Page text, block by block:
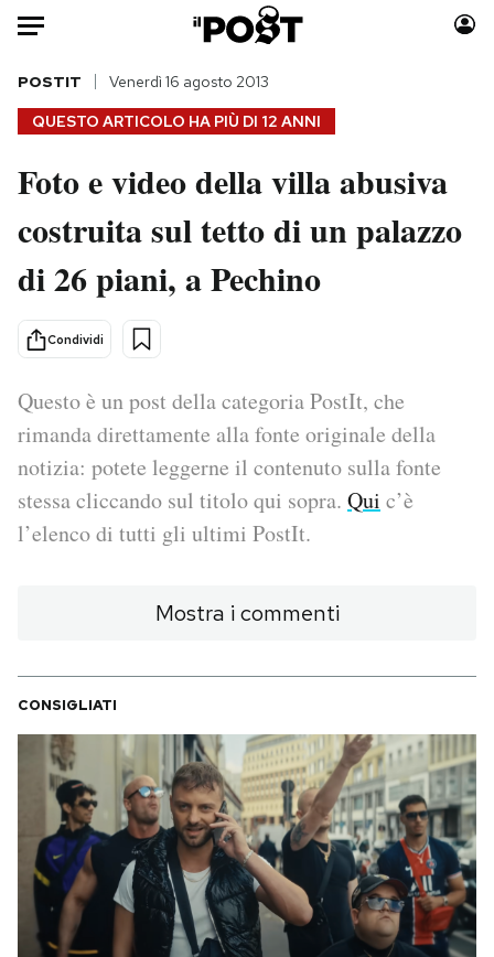
Auto
HOME
Italia
Politica
Tecnologia
Scienza
Economia
Sport
Moda
Consumismi
Storie/Idee
Altrecose
Mondiali calcio 2026
PODCAST
NEWSLETTER
I MIEI PREFERITI
SHOP
CALENDARIO
AREA PERSONALE
Area Personale
QUESTO ARTICOLO HA PIÙ DI 12 ANNI
POSTIT Venerdì 16 agosto 2013
Foto e video della villa abusiva
costruita sul tetto di un palazzo
di 26 piani, a Pechino
Condividi
Questo è un post della categoria PostIt, che
rimanda direttamente alla fonte originale della
notizia: potete leggerne il contenuto sulla fonte
stessa cliccando sul titolo qui sopra. Qui c’è
l’elenco di tutti gli ultimi PostIt.
Mostra i commenti
CONSIGLIATI